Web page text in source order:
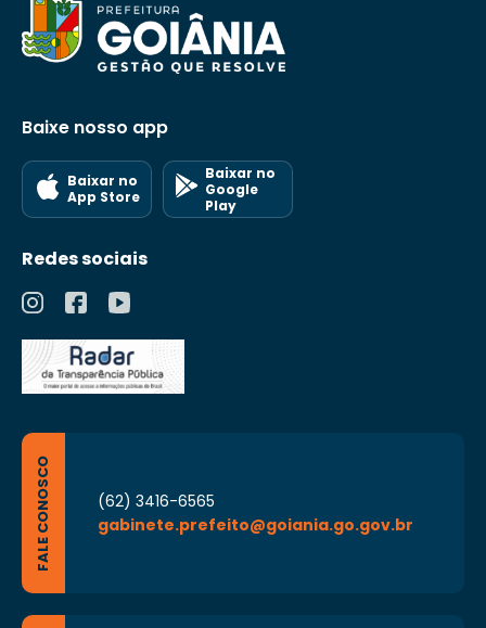
Baixe nosso app
Baixar no
App Store
Baixar no
Google
Play
Redes sociais
FALE CONOSCO
(62) 3416-6565
gabinete.prefeito@goiania.go.gov.br